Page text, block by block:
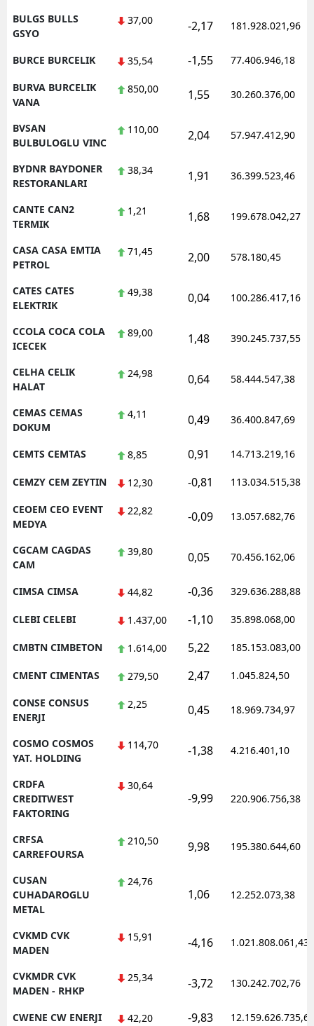
BULGS BULLS
GSYO
37,00 -2,17 181.928.021,96
BURCE BURCELIK 35,54 -1,55 77.406.946,18
BURVA BURCELIK
VANA
850,00 1,55 30.260.376,00
BVSAN
BULBULOGLU VINC
110,00 2,04 57.947.412,90
BYDNR BAYDONER
RESTORANLARI
38,34 1,91 36.399.523,46
CANTE CAN2
TERMIK
1,21 1,68 199.678.042,27
CASA CASA EMTIA
PETROL
71,45 2,00 578.180,45
CATES CATES
ELEKTRIK
49,38 0,04 100.286.417,16
CCOLA COCA COLA
ICECEK
89,00 1,48 390.245.737,55
CELHA CELIK
HALAT
24,98 0,64 58.444.547,38
CEMAS CEMAS
DOKUM
4,11 0,49 36.400.847,69
CEMTS CEMTAS 8,85 0,91 14.713.219,16
CEMZY CEM ZEYTIN 12,30 -0,81 113.034.515,38
CEOEM CEO EVENT
MEDYA
22,82 -0,09 13.057.682,76
CGCAM CAGDAS
CAM
39,80 0,05 70.456.162,06
CIMSA CIMSA 44,82 -0,36 329.636.288,88
CLEBI CELEBI 1.437,00 -1,10 35.898.068,00
CMBTN CIMBETON 1.614,00 5,22 185.153.083,00
CMENT CIMENTAS 279,50 2,47 1.045.824,50
CONSE CONSUS
ENERJI
2,25 0,45 18.969.734,97
COSMO COSMOS
YAT. HOLDING
114,70 -1,38 4.216.401,10
CRDFA
CREDITWEST
FAKTORING
30,64
-9,99 220.906.756,38
CRFSA
CARREFOURSA
210,50 9,98 195.380.644,60
CUSAN
CUHADAROGLU
METAL
24,76
1,06 12.252.073,38
CVKMD CVK
MADEN
15,91 -4,16 1.021.808.061,43
CVKMDR CVK
MADEN - RHKP
25,34 -3,72 130.242.702,76
CWENE CW ENERJI 42,20 -9,83 12.159.626.735,62